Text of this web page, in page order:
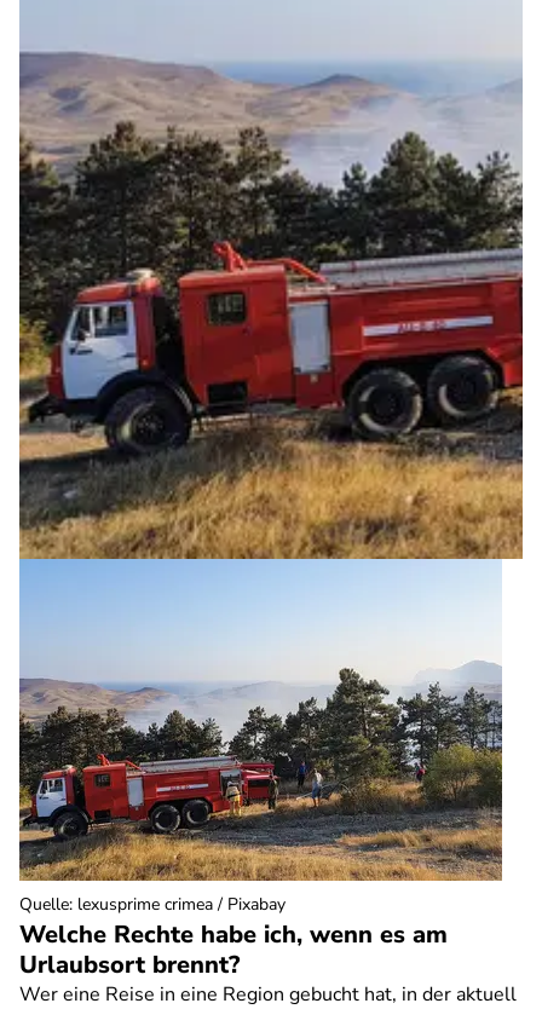
Welche Rechte habe ich, wenn es am
Urlaubsort brennt?
Wer eine Reise in eine Region gebucht hat, in der aktuell
Quelle: lexusprime crimea / Pixabay